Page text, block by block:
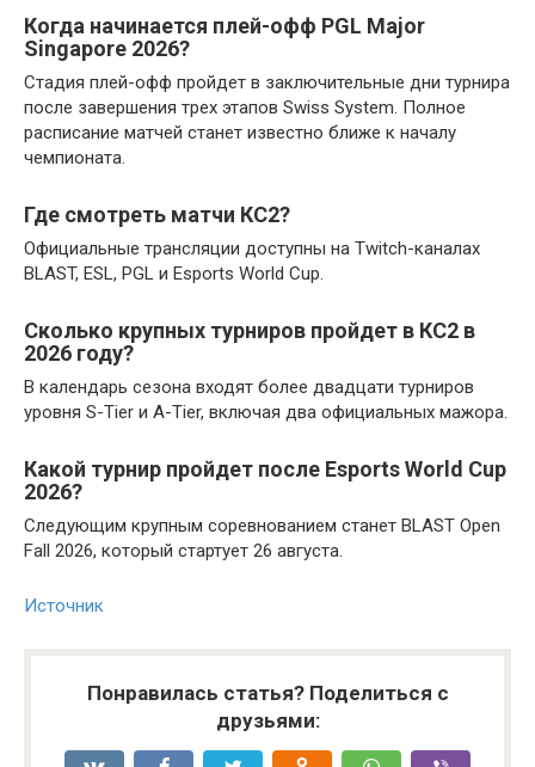
Когда начинается плей-офф PGL Major
Singapore 2026?
Стадия плей-офф пройдет в заключительные дни турнира
после завершения трех этапов Swiss System. Полное
расписание матчей станет известно ближе к началу
чемпионата.
Где смотреть матчи КС2?
Официальные трансляции доступны на Twitch-каналах
BLAST, ESL, PGL и Esports World Cup.
Сколько крупных турниров пройдет в КС2 в
2026 году?
В календарь сезона входят более двадцати турниров
уровня S-Tier и A-Tier, включая два официальных мажора.
Какой турнир пройдет после Esports World Cup
2026?
Следующим крупным соревнованием станет BLAST Open
Fall 2026, который стартует 26 августа.
Источник
Понравилась статья? Поделиться с
друзьями: